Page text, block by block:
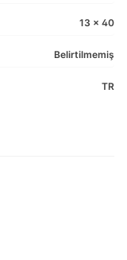
13 x 40
Belirtilmemiş
TR